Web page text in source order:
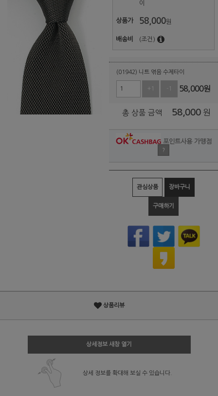
이
상품가 58,000원
배송비 (조건)
(01942) 니트 엮음 수제타이
+1 -1 58,000원
총 상품 금액 58,000 원
포인트사용 가맹점
?
관심상품 장바구니
구매하기
상품리뷰
상세정보 새창 열기
상세 정보를 확대해 보실 수 있습니다.